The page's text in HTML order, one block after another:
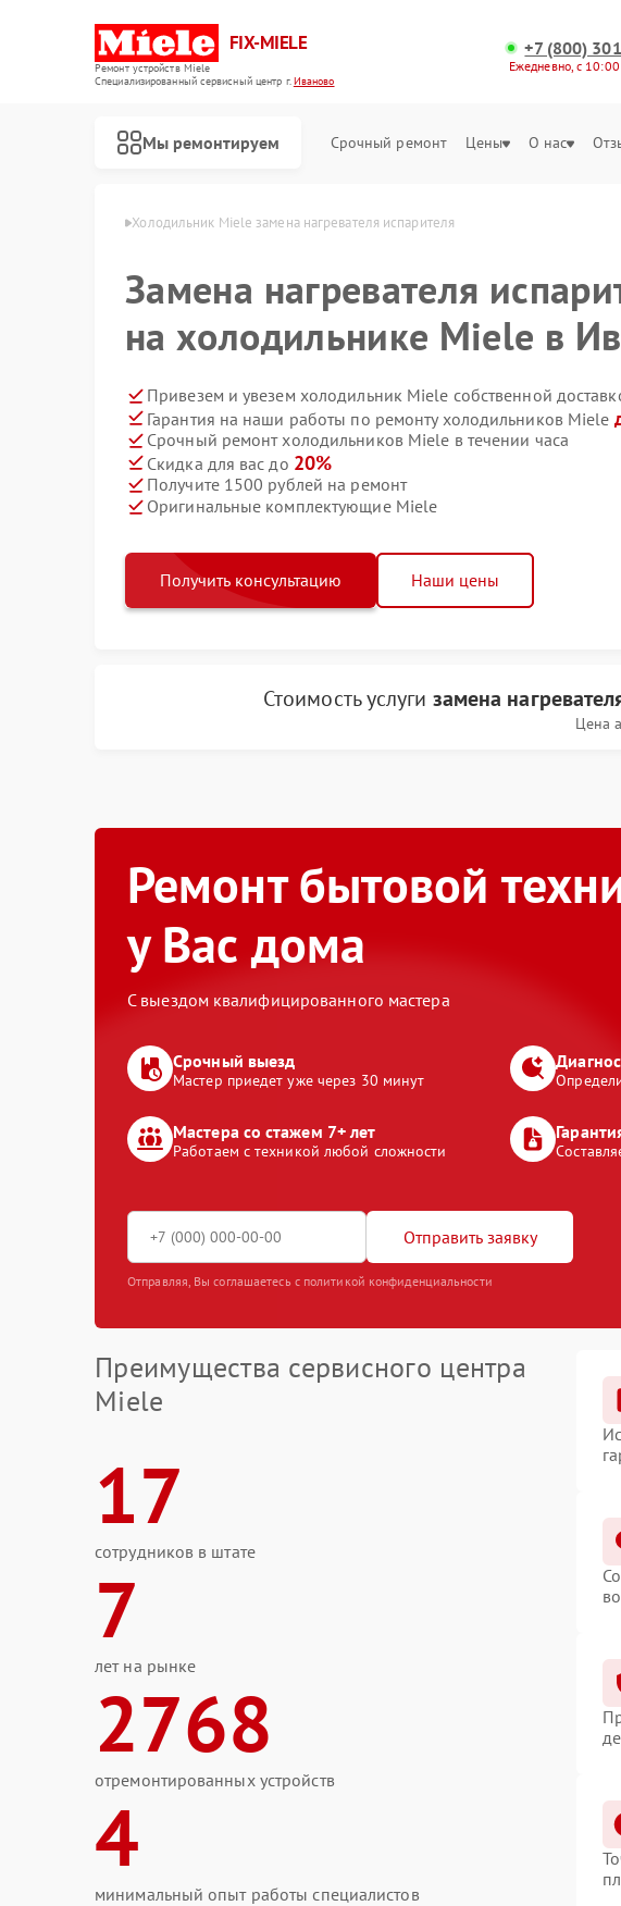
FIX-MIELE
Ремонт устройств Miele
Специализированный cервисный центр г.Иваново
+7 (800)
Ежедневно, с
Мы ремонтируем Срочный ремонт Цены О нас
Miele в Иванове Холодильник Miele замена нагревателя испарителя
Замена нагревателя
на холодильнике Miele в
Привезем и увезем холодильник Miele собственной
Гарантия на наши работы по ремонту холодильников Miele
Срочный ремонт холодильников Miele в течении часа
Скидка для вас до 20%
Получите 1500 рублей на ремонт
Оригинальные комплектующие Miele
Получить консультацию Наши цены
Стоимость услуги замена
Цена
Ремонт бытовой
у Вас дома
С выездом квалифицированного мастера
Срочный выезд
Мастер приедет уже через 30 минут
Мастера со стажем 7+ лет
Работаем с техникой любой сложности
Отправить заявку
Отправляя, Вы соглашаетесь с политикой конфиденциальности
Преимущества сервисного центра
Miele
17
сотрудников в штате
7
лет на рынке
2768
отремонтированных устройств
4
минимальный опыт работы специалистов